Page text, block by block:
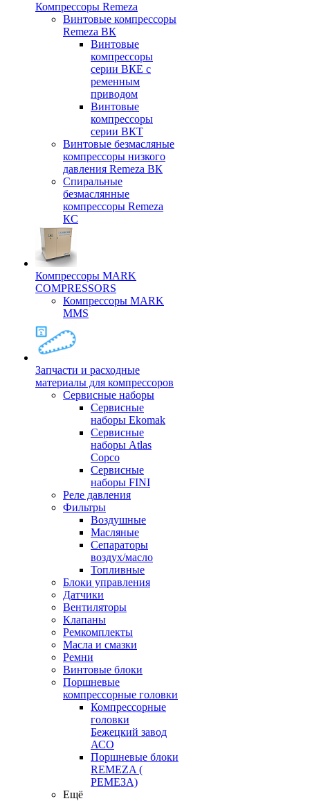
Компрессоры Remeza
Винтовые компрессоры
Remeza ВК
Винтовые
компрессоры
серии ВКЕ с
ременным
приводом
Винтовые
компрессоры
серии ВКТ
Винтовые безмасляные
компрессоры низкого
давления Remeza ВК
Спиральные
безмаслянные
компрессоры Remeza
КС
Компрессоры MARK
COMPRESSORS
Компрессоры MARK
MMS
Запчасти и расходные
материалы для компрессоров
Cервисные наборы
Сервисные
наборы Ekomak
Cервисные
наборы Atlas
Copco
Сервисные
наборы FINI
Реле давления
Фильтры
Воздушные
Масляные
Сепараторы
воздух/масло
Топливные
Блоки управления
Датчики
Вентиляторы
Клапаны
Ремкомплекты
Масла и смазки
Ремни
Винтовые блоки
Поршневые
компрессорные головки
Компрессорные
головки
Бежецкий завод
АСО
Поршневые блоки
REMEZA (
РЕМЕЗА)
Ещё